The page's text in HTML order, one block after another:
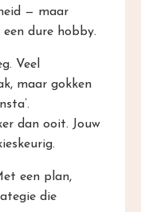
— maar
dure hobby.
Veel
maar gokken
dan ooit. Jouw
een plan,
die